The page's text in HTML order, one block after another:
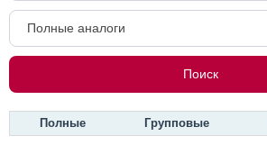
Полные Групповые